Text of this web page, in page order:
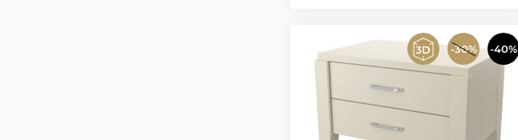
-30% -40%